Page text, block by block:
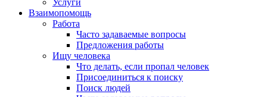
Услуги
Взаимопомощь
Работа
Часто задаваемые вопросы
Предложения работы
Ищу человека
Что делать, если пропал человек
Присоединиться к поиску
Поиск людей